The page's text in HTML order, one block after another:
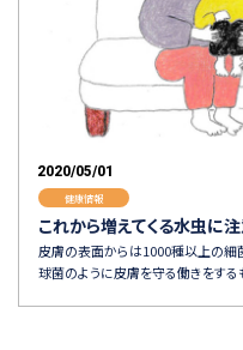
2020/05/01
健康情報
これから増えてくる水虫に
皮膚の表面からは1000種以上の細
球菌のように皮膚を守る働きをす